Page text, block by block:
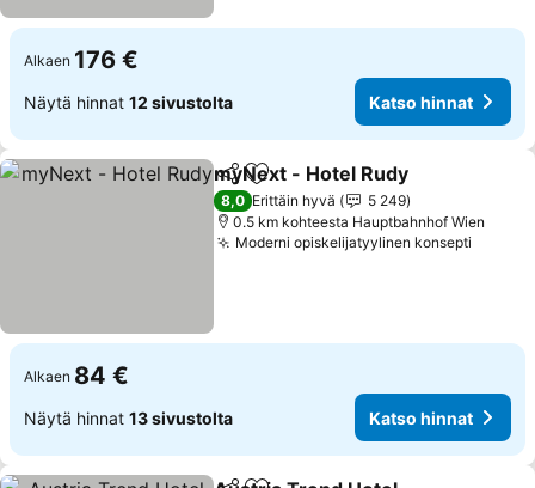
Alkaen 176 €
Näytä hinnat 12 sivustolta Katso hinnat
Jaa Lisää suosikkeihin
myNext - Hotel Rudy
8,0 Erittäin hyvä
5 249
0.5 km kohteesta Hauptbahnhof Wien
Moderni opiskelijatyylinen konsepti
Alkaen 84 €
Näytä hinnat 13 sivustolta Katso hinnat